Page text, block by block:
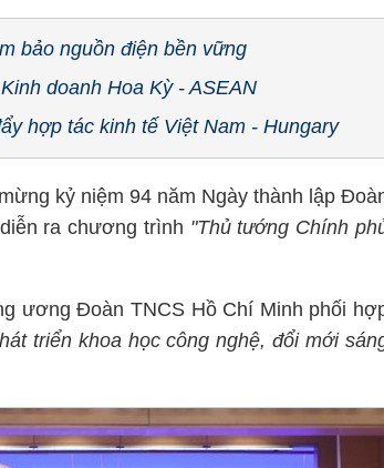
bảo nguồn điện bền vững
doanh Hoa Kỳ - ASEAN
hợp tác kinh tế Việt Nam - Hungary
kỷ niệm 94 năm Ngày thành lập
ra chương trình "Thủ tướng Chính
ương Đoàn TNCS Hồ Chí Minh phối
triển khoa học công nghệ, đổi mới